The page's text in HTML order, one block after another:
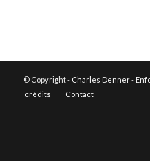
© Copyright - Charles Denner-
crédits
Contact